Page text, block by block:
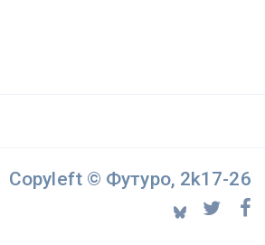
Copyleft © Футуро, 2k17-26